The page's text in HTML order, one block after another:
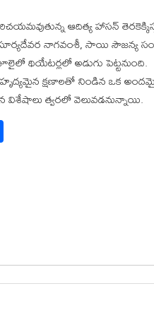
ఆదిత్య హాసన్
నాగవంశీ, సాయి సౌజన్య
థియేటర్లలో అడుగు పెట్టనుంది.
క్షణాలతో నిండిన ఒక
విశేషాలు త్వరలో వెలువడనున్నాయి.